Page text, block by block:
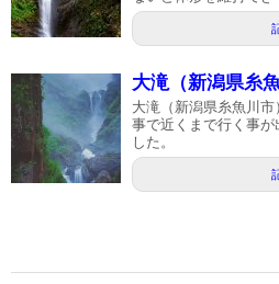
大滝（新潟県糸魚
大滝（新潟県糸魚川
事で近くまで行く事
した。